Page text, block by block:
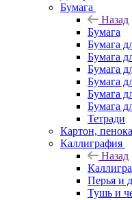
Бумага
Назад
Бумага
Бумага
Бумага
Бумага
Бумага
Бумага
Бумага
Тетради
Картон,
Каллиграфия
Назад
Перья и
Тушь и